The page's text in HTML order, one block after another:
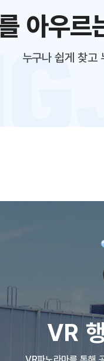
아우르
누구나 쉽게 찾고
VR